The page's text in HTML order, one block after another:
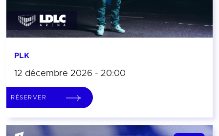
PLK
12 décembre 2026 - 20:00
RÉSERVER